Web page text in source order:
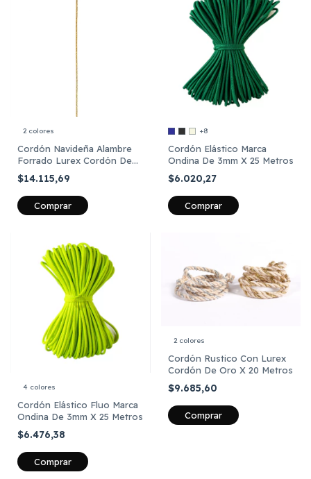
2 colores
Cordón Navideña Alambre
Forrado Lurex Cordón De
Oro 50 Mts
$14.115,69
Comprar
+8
Cordón Elástico Marca
Ondina De 3mm X 25 Metros
$6.020,27
Comprar
4 colores
Cordón Elástico Fluo Marca
Ondina De 3mm X 25 Metros
$6.476,38
Comprar
2 colores
Cordón Rustico Con Lurex
Cordón De Oro X 20 Metros
$9.685,60
Comprar